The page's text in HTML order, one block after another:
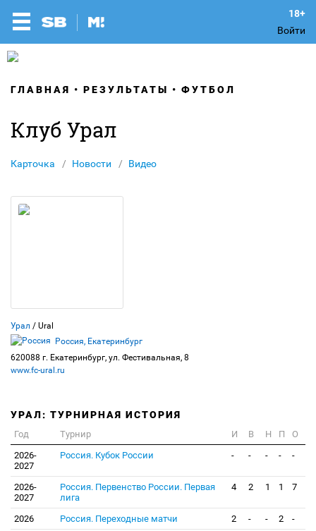
Войти
ГЛАВНАЯ РЕЗУЛЬТАТЫ ФУТБОЛ
Клуб Урал
Карточка Новости Видео
Урал / Ural
Россия, Екатеринбург
620088 г. Екатеринбург, ул. Фестивальная, 8
www.fc-ural.ru
УРАЛ: ТУРНИРНАЯ ИСТОРИЯ
Год Турнир И В Н П
О
2026-
2027
Россия. Кубок России - - - - -
2026-
2027
Россия. Первенство России. Первая
лига
4 2 1 1 7
2026 Россия. Переходные матчи 2 - - 2
-